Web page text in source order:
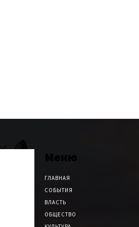
Меню
ГЛАВНАЯ
СОБЫТИЯ
ВЛАСТЬ
ОБЩЕСТВО